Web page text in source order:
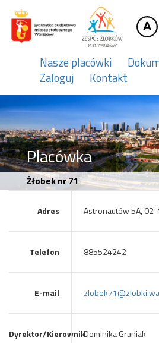
Nasze placówki
Zaloguj
Kontakt
Placówka
Żłobek nr 71
Adres Astronautów 5A,
Telefon 885524242
E-mail
Dyrektor/KierownikDominika Graniak